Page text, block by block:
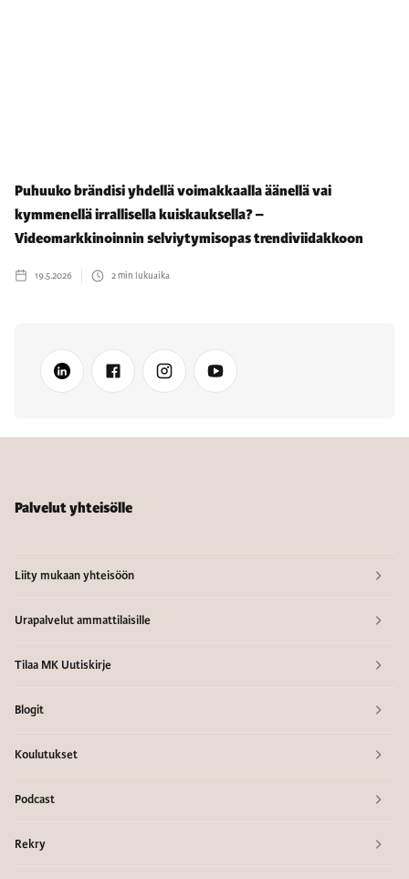
Puhuuko brändisi yhdellä voimakkaalla äänellä vai
kymmenellä irrallisella kuiskauksella? –
Videomarkkinoinnin selviytymisopas trendiviidakkoon
19.5.2026 2min lukuaika
Palvelut yhteisölle
Liity mukaan yhteisöön
Urapalvelut ammattilaisille
Tilaa MK Uutiskirje
Blogit
Koulutukset
Podcast
Rekry